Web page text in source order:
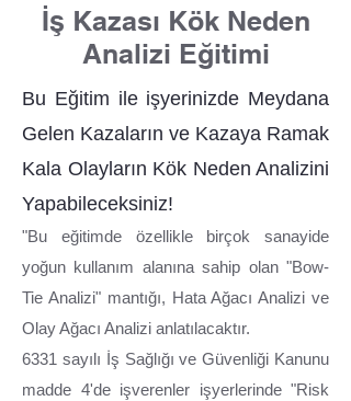
İş Kazası Kök Neden
Analizi Eğitimi
Bu Eğitim ile işyerinizde Meydana
Gelen Kazaların ve Kazaya Ramak
Kala Olayların Kök Neden Analizini
Yapabileceksiniz!
"Bu eğitimde özellikle birçok sanayide
yoğun kullanım alanına sahip olan "Bow-
Tie Analizi" mantığı, Hata Ağacı Analizi ve
Olay Ağacı Analizi anlatılacaktır.
6331 sayılı İş Sağlığı ve Güvenliği Kanunu
madde 4'de işverenler işyerlerinde "Risk